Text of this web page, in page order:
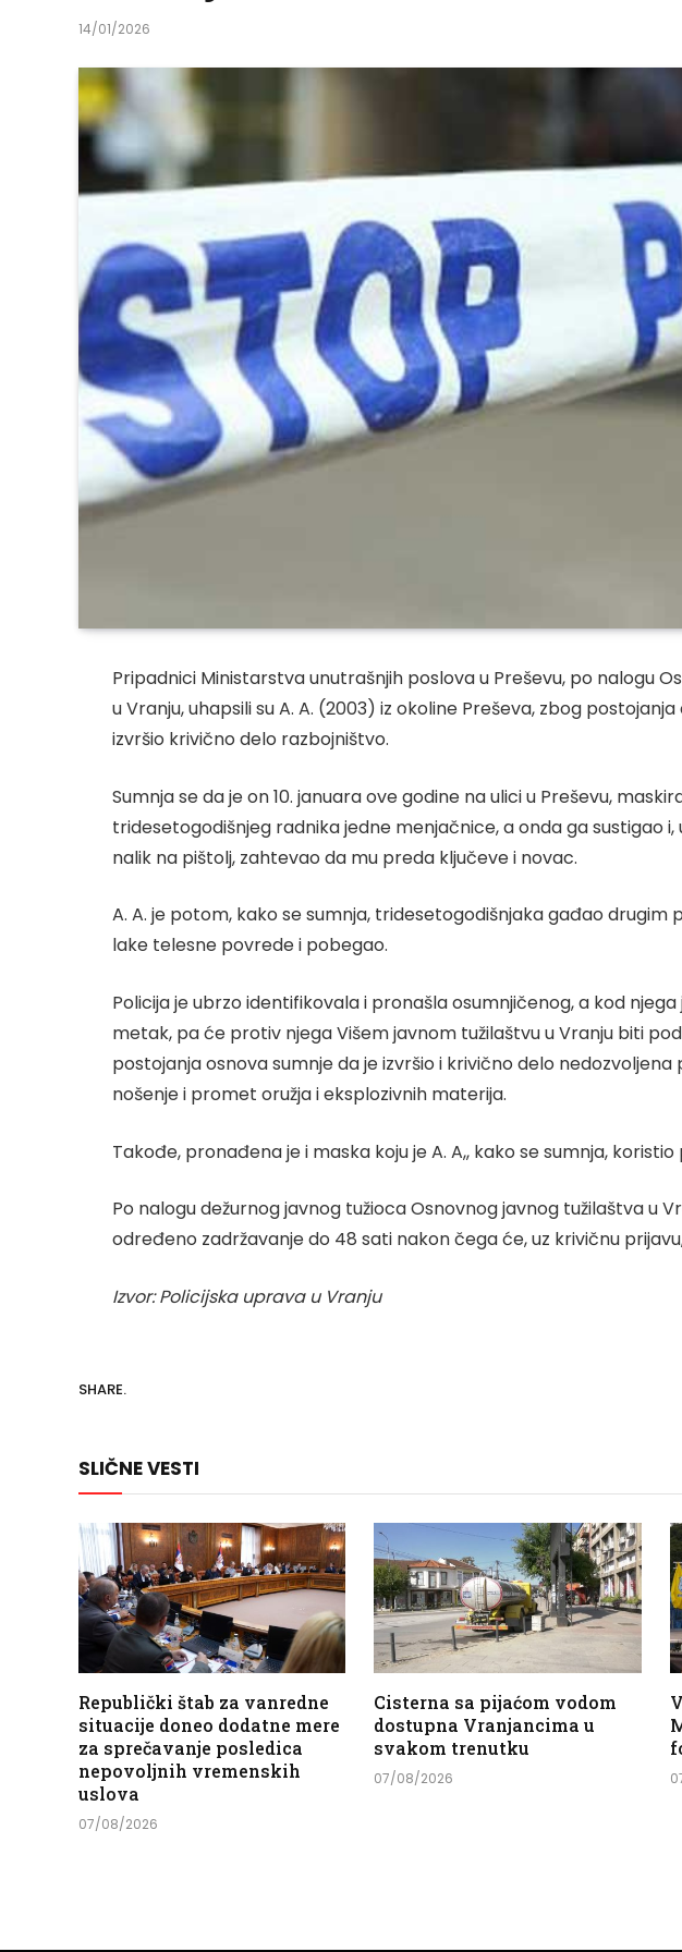
14/01/2026
Pripadnici Ministarstva unutrašnjih poslova u Preševu, po nalogu
u Vranju, uhapsili su A. A. (2003) iz okoline Preševa, zbog
izvršio krivično delo razbojništvo.
Sumnja se da je on 10. januara ove godine na ulici u Preševu,
tridesetogodišnjeg radnika jedne menjačnice, a onda ga sustigao
nalik na pištolj, zahtevao da mu preda ključeve i novac.
A. A. je potom, kako se sumnja, tridesetogodišnjaka gađao
lake telesne povrede i pobegao.
Policija je ubrzo identifikovala i pronašla osumnjičenog, a kod
metak, pa će protiv njega Višem javnom tužilaštvu u Vranju biti
postojanja osnova sumnje da je izvršio i krivično delo nedozvoljena
nošenje i promet oružja i eksplozivnih materija.
Takođe, pronađena je i maska koju je A. A,, kako se sumnja,
Po nalogu dežurnog javnog tužioca Osnovnog javnog tužilaštva u
određeno zadržavanje do 48 sati nakon čega će, uz krivičnu
Izvor: Policijska uprava u Vranju
SHARE.
SLIČNE VESTI
Republički štab za vanredne
situacije doneo dodatne mere
za sprečavanje posledica
nepovoljnih vremenskih
uslova
07/08/2026
Cisterna sa pijaćom vodom
dostupna Vranjancima u
svakom trenutku
07/08/2026